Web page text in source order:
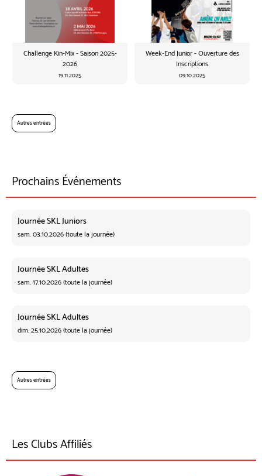
Challenge Kin-Mix - Saison 2025-
2026
19.11.2025
Week-End Junior - Ouverture des
Inscriptions
09.10.2025
Autres entrées
Prochains Événements
Journée SKL Juniors
sam. 03.10.2026 (toute la journée)
Journée SKL Adultes
sam. 17.10.2026 (toute la journée)
Journée SKL Adultes
dim. 25.10.2026 (toute la journée)
Autres entrées
Les Clubs Affiliés